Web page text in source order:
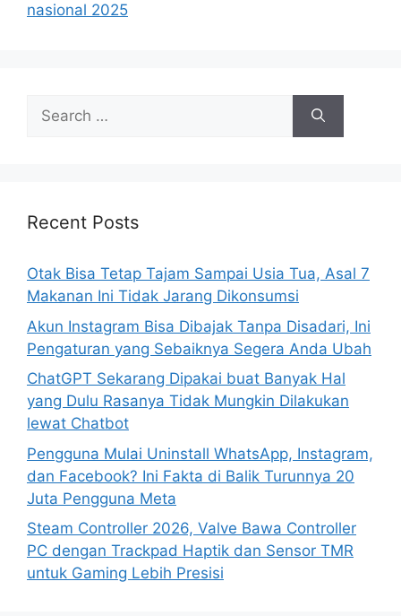
nasional 2025
h
r
:
Recent Posts
Otak Bisa Tetap Tajam Sampai Usia Tua, Asal 7
Makanan Ini Tidak Jarang Dikonsumsi
Akun Instagram Bisa Dibajak Tanpa Disadari, Ini
Pengaturan yang Sebaiknya Segera Anda Ubah
ChatGPT Sekarang Dipakai buat Banyak Hal
yang Dulu Rasanya Tidak Mungkin Dilakukan
lewat Chatbot
Pengguna Mulai Uninstall WhatsApp, Instagram,
dan Facebook? Ini Fakta di Balik Turunnya 20
Juta Pengguna Meta
Steam Controller 2026, Valve Bawa Controller
PC dengan Trackpad Haptik dan Sensor TMR
untuk Gaming Lebih Presisi